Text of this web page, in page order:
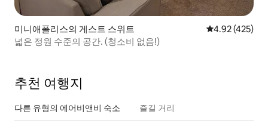
미니애폴리스의 게스트 스위트 평점 4.92점(5
4.92 (425)
넓은 정원 수준의 공간. (청소비 없음!)
추천 여행지
다른 유형의 에어비앤비 숙소 즐길 거리